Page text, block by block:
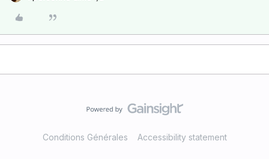
Conditions Générales Accessibility statement